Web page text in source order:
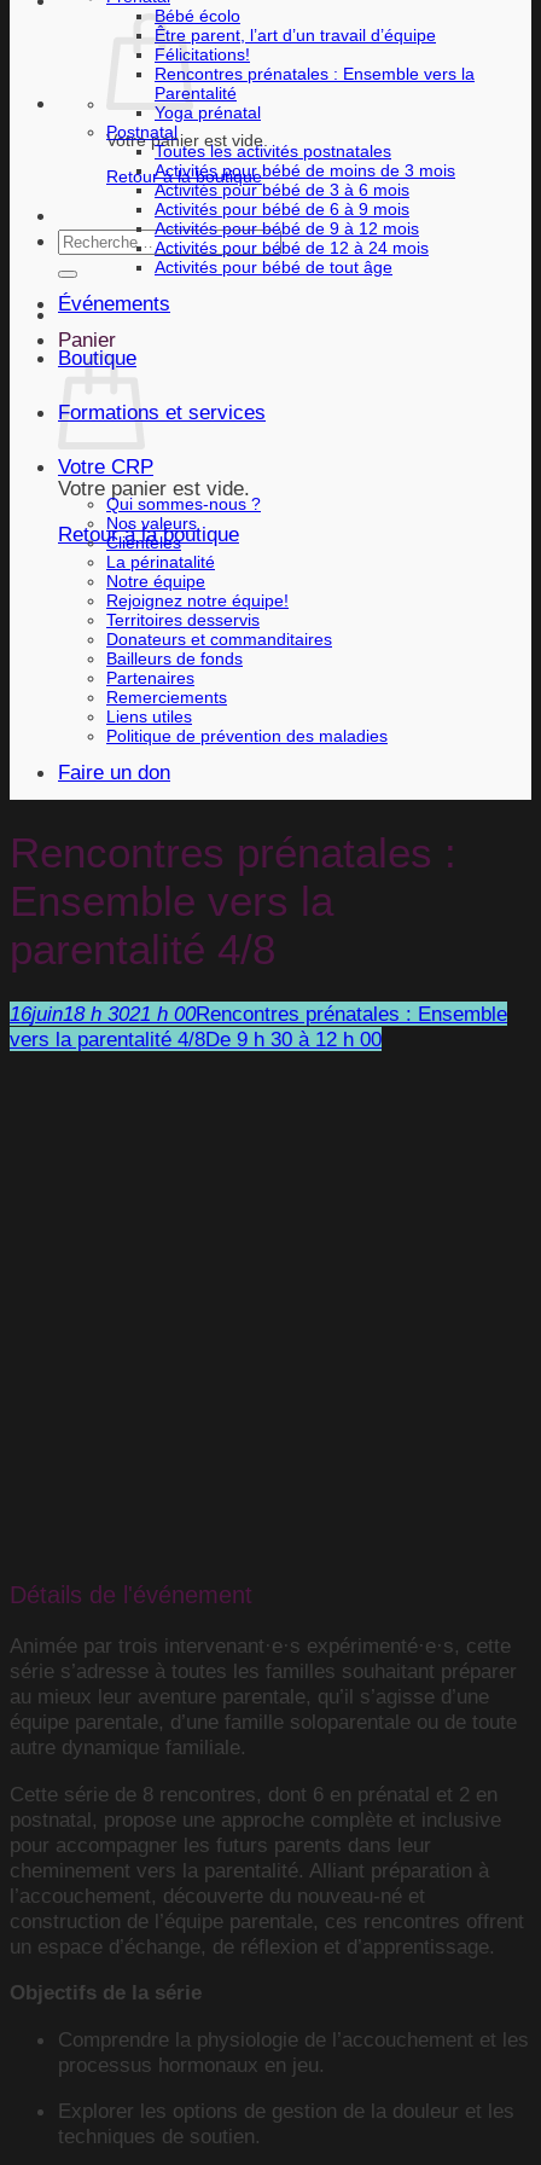
Votre panier est vide.
Retour à la boutique
Recherche
pour :
Panier
Votre panier est vide.
Retour à la boutique
Bébé écolo
Être parent, l’art d’un travail d’équipe
Félicitations!
Rencontres prénatales : Ensemble vers la
Parentalité
Yoga prénatal
Postnatal
Toutes les activités postnatales
Activités pour bébé de moins de 3 mois
Activités pour bébé de 3 à 6 mois
Activités pour bébé de 6 à 9 mois
Activités pour bébé de 9 à 12 mois
Activités pour bébé de 12 à 24 mois
Activités pour bébé de tout âge
Événements
Boutique
Formations et services
Votre CRP
Qui sommes-nous ?
Nos valeurs
Clientèles
La périnatalité
Notre équipe
Rejoignez notre équipe!
Territoires desservis
Donateurs et commanditaires
Bailleurs de fonds
Partenaires
Remerciements
Liens utiles
Politique de prévention des maladies
Faire un don
Rencontres prénatales :
Ensemble vers la
parentalité 4/8
16juin18 h 3021 h 00Rencontres prénatales : Ensemble
vers la parentalité 4/8De 9 h 30 à 12 h 00
Détails de l'événement
Animée par trois intervenant·e·s expérimenté·e·s, cette
série s’adresse à toutes les familles souhaitant préparer
au mieux leur aventure parentale, qu’il s’agisse d’une
équipe parentale, d’une famille soloparentale ou de toute
autre dynamique familiale.
Cette série de 8 rencontres, dont 6 en prénatal et 2 en
postnatal, propose une approche complète et inclusive
pour accompagner les futurs parents dans leur
cheminement vers la parentalité. Alliant préparation à
l’accouchement, découverte du nouveau-né et
construction de l’équipe parentale, ces rencontres offrent
un espace d’échange, de réflexion et d’apprentissage.
Objectifs de la série
Comprendre la physiologie de l’accouchement et les
processus hormonaux en jeu.
Explorer les options de gestion de la douleur et les
techniques de soutien.